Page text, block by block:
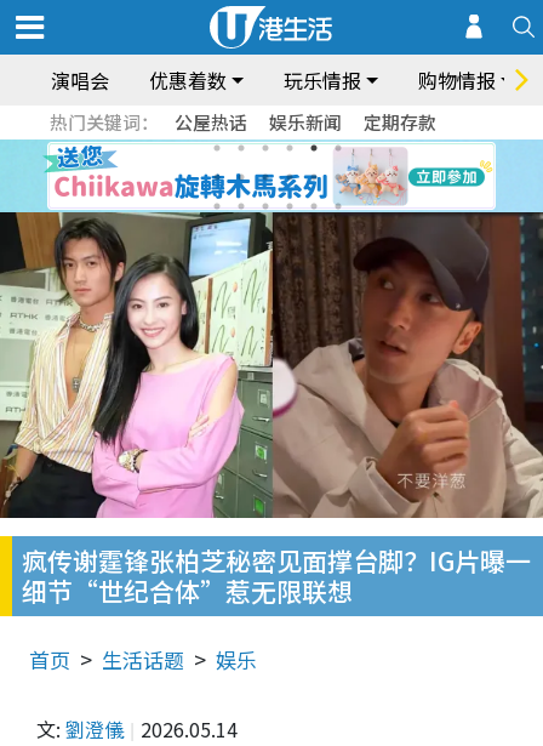
演唱会 优惠着数 玩乐情报 购物情报
热门关键词： 公屋热话 娱乐新闻 定期存款
疯传谢霆锋张柏芝秘密见面撑台脚？IG片曝一
细节“世纪合体”惹无限联想
首页 生活话题 娱乐
文: 劉澄儀 2026.05.14